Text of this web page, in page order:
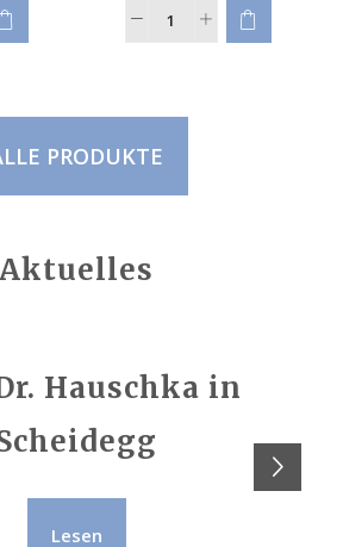
PRODUKTE
Aktuelles
Hauschka in
Lesen